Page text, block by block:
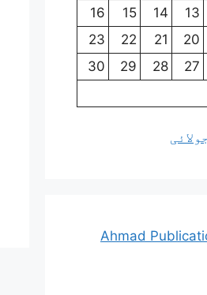
13
14
15
16
20
21
22
23
27
28
29
30